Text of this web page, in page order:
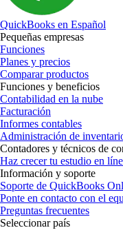
QuickBooks en Español
Pequeñas empresas
Funciones
Planes y precios
Comparar productos
Funciones y beneficios
Contabilidad en la nube
Facturación
Informes contables
Administración de
Contadores y técnicos de
Haz crecer tu estudio en
Información y soporte
Soporte de QuickBooks
Ponte en contacto con el
Preguntas frecuentes
Seleccionar país